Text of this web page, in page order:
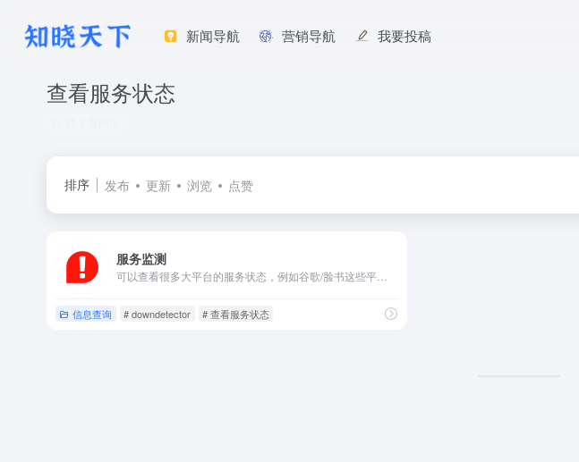
新闻导航 营销导航 我要投稿
查看服务状态
排序 发布 更新 浏览 点赞
服务监测
信息查询 # downdetector # 查看服务状态